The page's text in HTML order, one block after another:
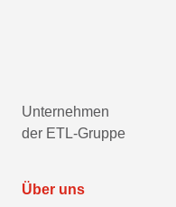
Unternehmen
der ETL-Gruppe
Über uns